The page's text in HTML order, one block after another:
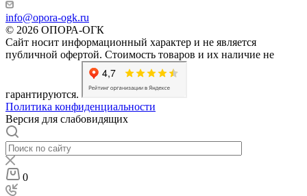
info@opora-ogk.ru
© 2026 ОПОРА-ОГК
Сайт носит информационный характер и не является
публичной офертой. Стоимость товаров и их наличие не
гарантируются.
Политика конфиденциальности
Версия для слабовидящих
0